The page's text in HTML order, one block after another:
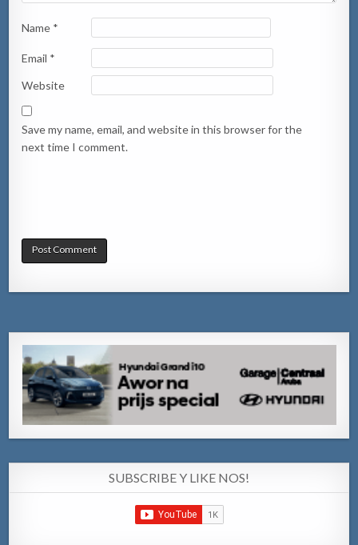
Name *
Email *
Website
Save my name, email, and website in this browser for the
next time I comment.
SUBSCRIBE Y LIKE NOS!